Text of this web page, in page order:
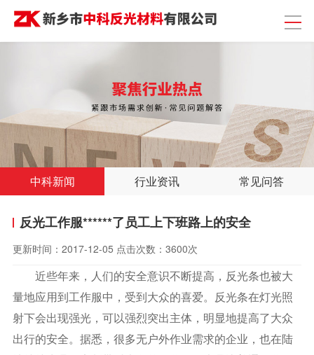
中科新闻 行业资讯 常见问答
反光工作服******了员工上下班路上的安全
更新时间： 2017-12-05 点击次数： 3600次
近些年来，人们的安全意识不断提高，反光条也被大
量地应用到工作服中，受到大众的喜爱。反光条在灯光照
射下会出现强光，可以强烈突出主体，明显地提高了大众
出行的安全。据悉，很多无户外作业需求的企业，也在陆